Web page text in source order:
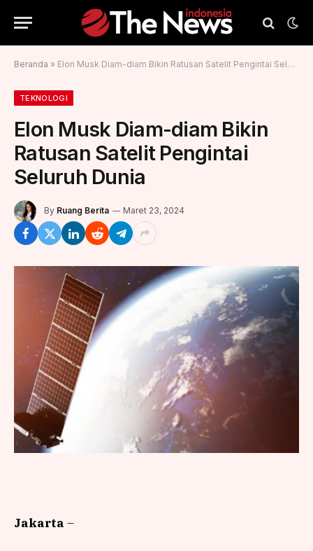
Beranda » Elon Musk Diam-diam Bikin Ratusan Satelit Pengintai Seluruh Dunia
TEKNOLOGI
Elon Musk Diam-diam Bikin
Ratusan Satelit Pengintai
Seluruh Dunia
By Ruang Berita Maret 23, 2024
Jakarta –